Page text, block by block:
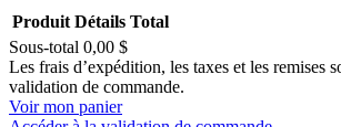
Produits
dans
Produit Détails Total
Sous-total 0,00 $
Les frais d’expédition, les taxes et les remises
validation de commande.
Voir mon panier